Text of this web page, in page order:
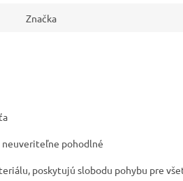
Značka
neuveriteľne pohodlné
poskytujú slobodu pohybu pre